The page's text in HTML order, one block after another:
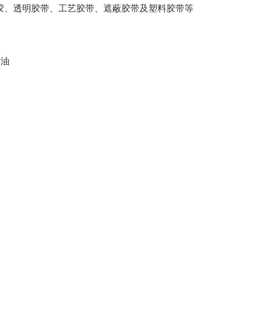
透明胶带、工艺胶带、遮蔽胶带及塑料胶带等